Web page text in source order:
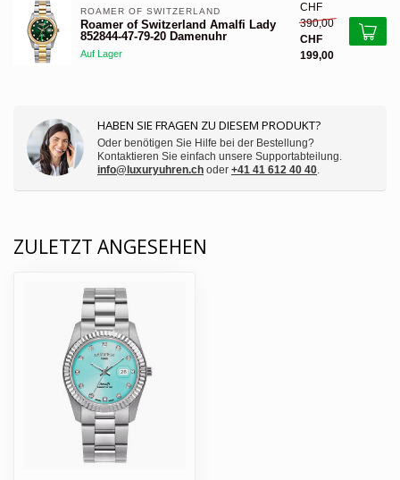
ROAMER OF SWITZERLAND
Roamer of Switzerland Amalfi Lady
852844-47-79-20 Damenuhr
Auf Lager
CHF
390,00
CHF
199,00
HABEN SIE FRAGEN ZU DIESEM PRODUKT?
Oder benötigen Sie Hilfe bei der Bestellung?
Kontaktieren Sie einfach unsere Supportabteilung.
info@luxuryuhren.ch oder +41 41 612 40 40
ZULETZT ANGESEHEN